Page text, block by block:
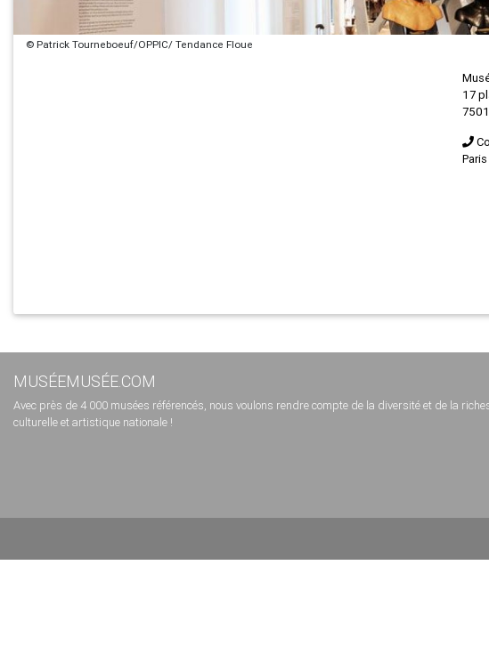
© Patrick Tourneboeuf/OPPIC/ Tendance Floue
17
Paris
MUSÉEMUSÉE.COM
Avec près de 4 000 musées référencés, nous voulons rendre compte de la diversité et de la
culturelle et artistique nationale !